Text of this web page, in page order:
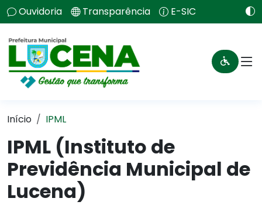
Ouvidoria Transparência E-SIC
Início IPML
IPML (Instituto de
Previdência Municipal de
Lucena)